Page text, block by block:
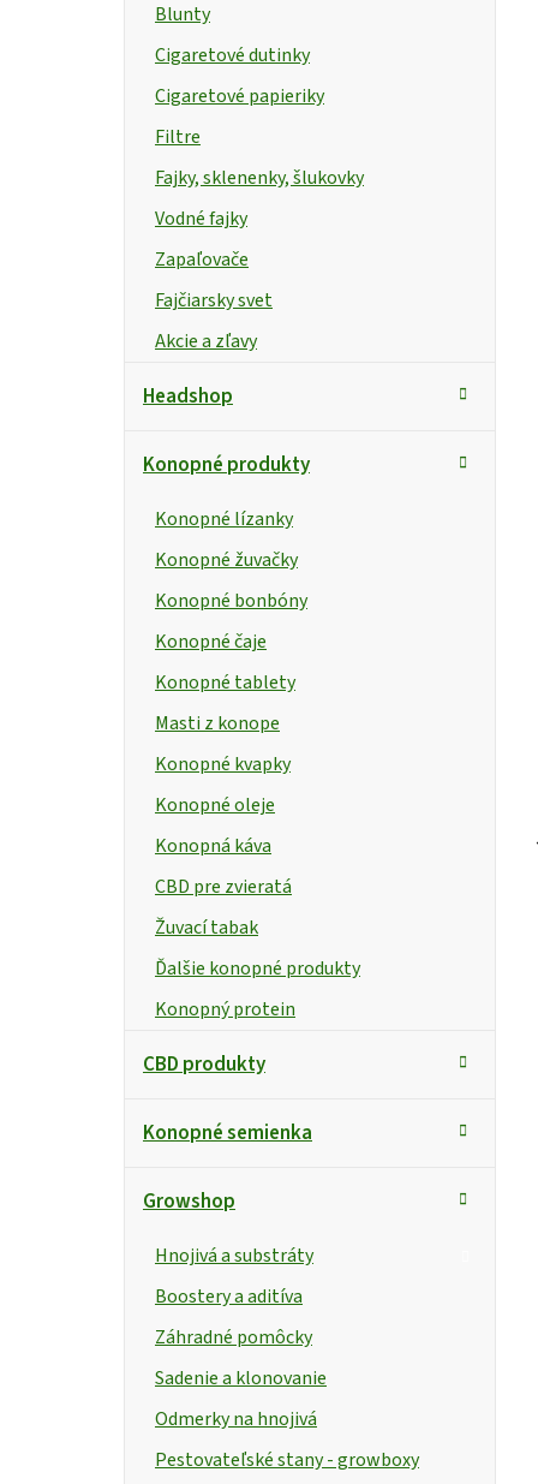
Blunty
Cigaretové dutinky
Cigaretové papieriky
Filtre
Fajky, sklenenky, šlukovky
Vodné fajky
Zapaľovače
Fajčiarsky svet
Akcie a zľavy
Headshop
Konopné produkty
Konopné lízanky
Konopné žuvačky
Konopné bonbóny
Konopné čaje
Konopné tablety
Masti z konope
Konopné kvapky
Konopné oleje
Konopná káva
CBD pre zvieratá
Žuvací tabak
Ďalšie konopné produkty
Konopný protein
CBD produkty
Konopné semienka
Growshop
Hnojivá a substráty
Boostery a aditíva
Záhradné pomôcky
Sadenie a klonovanie
Odmerky na hnojivá
Pestovateľské stany - growboxy